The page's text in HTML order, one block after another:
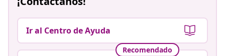
Ir al Centro de Ayuda
Recomendado